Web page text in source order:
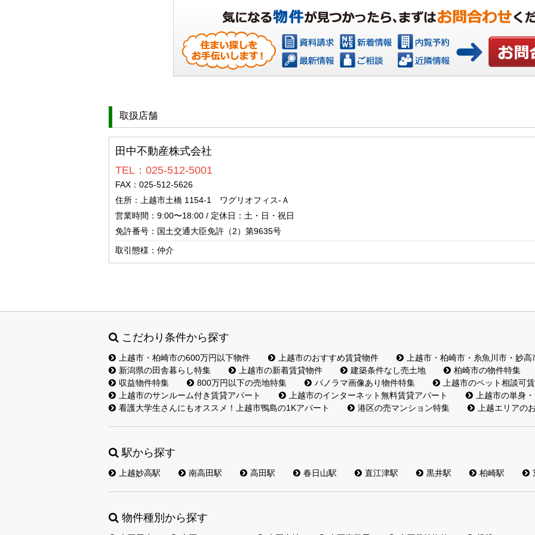
取扱店舗
田中不動産株式会社
TEL：025-512-5001
FAX：025-512-5626
住所：上越市土橋 1154-1 ワグリオフィス‐Ａ
営業時間：9:00〜18:00 / 定休日：土・日・祝日
免許番号：国土交通大臣免許（2）第9635号
取引態様：仲介
こだわり条件から探す
上越市・柏崎市の600万円以下物件 上越市のおすすめ賃貸物件
上越市・柏崎市・糸魚川市・妙
新潟県の田舎暮らし特集
上越市の新着賃貸物件 建築条件なし売土地
柏崎市の物件特集
収益物件特集
800万円以下の売地特集 パノラマ画像あり物件特集
上越市のペット相談可
上越市のサンルーム付き賃貸アパート
上越市のインターネット無料賃貸アパート
上越市の単身
看護大学生さんにもオススメ！上越市鴨島の1Kアパート
港区の売マンション特集 上越エリアの
駅から探す
上越妙高駅 南高田駅 高田駅 春日山駅 直江津駅 黒井駅 柏崎駅
物件種別から探す